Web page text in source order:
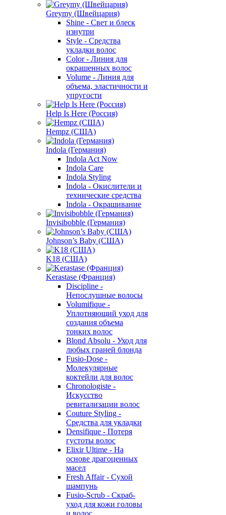
Greymy (Швейцария)
Shine - Свет и блеск
изнутри
Style - Средства
укладки волос
Color - Линия для
окрашенных волос
Volume - Линия для
объема, эластичности и
упругости
Help Is Here (Россия)
Hempz (США)
Indola (Германия)
Indola Act Now
Indola Care
Indola Styling
Indola - Окислители и
технические средства
Indola - Окрашивание
Invisibobble (Германия)
Johnson’s Baby (США)
K18 (США)
Kerastase (Франция)
Discipline -
Непослушные волосы
Volumifique -
Уплотняющий уход для
создания объема
тонких волос
Blond Absolu - Уход для
любых граней блонда
Fusio-Dose -
Молекулярные
коктейли для волос
Chronologiste -
Искусство
ревитализации волос
Couture Styling -
Средства для укладки
Densifique - Потеря
густоты волос
Elixir Ultime - На
основе драгоценных
масел
Fresh Affair - Сухой
шампунь
Fusio-Scrub - Скраб-
уход для кожи головы
и волос